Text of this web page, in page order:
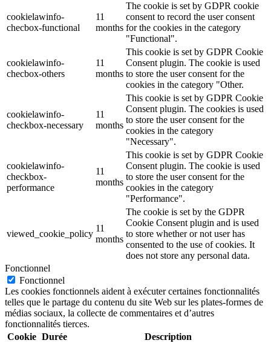
cookielawinfo-
checbox-functional
11
months
The cookie is set by GDPR cookie
consent to record the user consent
for the cookies in the category
"Functional".
cookielawinfo-
checbox-others
11
months
This cookie is set by GDPR Cookie
Consent plugin. The cookie is used
to store the user consent for the
cookies in the category "Other.
cookielawinfo-
checkbox-necessary
11
months
This cookie is set by GDPR Cookie
Consent plugin. The cookies is used
to store the user consent for the
cookies in the category
"Necessary".
cookielawinfo-
checkbox-
performance
11
months
This cookie is set by GDPR Cookie
Consent plugin. The cookie is used
to store the user consent for the
cookies in the category
"Performance".
viewed_cookie_policy
11
months
The cookie is set by the GDPR
Cookie Consent plugin and is used
to store whether or not user has
consented to the use of cookies. It
does not store any personal data.
Fonctionnel
Fonctionnel
Les cookies fonctionnels aident à exécuter certaines fonctionnalités
telles que le partage du contenu du site Web sur les plates-formes de
médias sociaux, la collecte de commentaires et d’autres
fonctionnalités tierces.
Cookie Durée Description